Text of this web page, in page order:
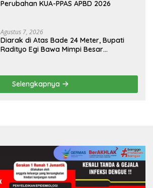
Perubahan KUA-PPAS APBD 2026
Agustus 7, 2026
Diarak di Atas Bade 24 Meter, Bupati
Radityo Egi Bawa Mimpi Besar
Selengkapnya